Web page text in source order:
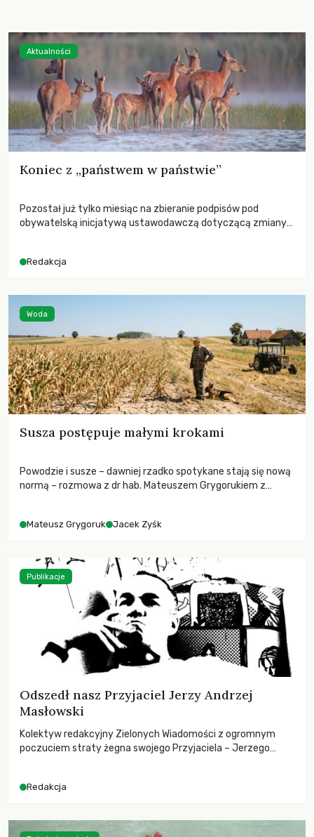
Koniec z „państwem w państwie”
Pozostał już tylko miesiąc na zbieranie podpisów pod
obywatelską inicjatywą ustawodawczą dotyczącą zmiany
niezwykle korzystne rozwiązania dla przyrody i zwierząt,
funkcjonowania łowiectwa w Polsce.
Redakcja
Aktualności
Susza postępuje małymi krokami
Powodzie i susze – dawniej rzadko spotykane stają się nową
normą – rozmowa z dr hab. Mateuszem Grygorukiem z
Mateusz Grygoruk Jacek Zyśk
Woda
Odszedł nasz Przyjaciel Jerzy Andrzej
Masłowski
Kolektyw redakcyjny Zielonych Wiadomości z ogromnym
poczuciem straty żegna swojego Przyjaciela – Jerzego
Redakcja
Publikacje